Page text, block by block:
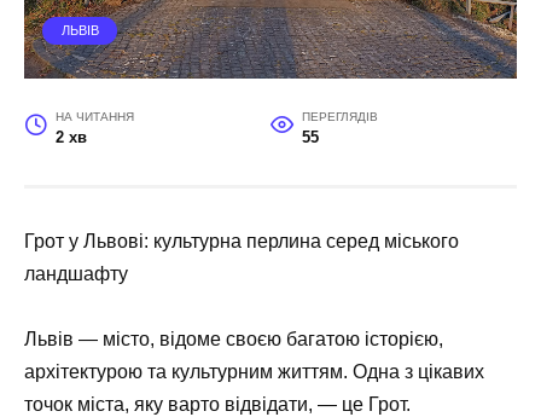
ЛЬВІВ
НА ЧИТАННЯ
2 хв
ПЕРЕГЛЯДІВ
55
Грот у Львові: культурна перлина серед міського
ландшафту
Львів — місто, відоме своєю багатою історією,
архітектурою та культурним життям. Одна з цікавих
точок міста, яку варто відвідати, — це Грот.